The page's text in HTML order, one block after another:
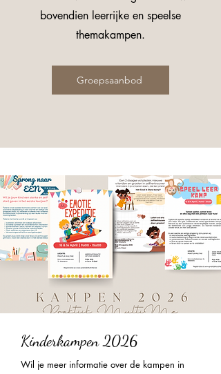
bovendien leerrijke en speelse
themakampen.
Groepsaanbod
Kinderkampen 2026
Wil je meer informatie over de kampen in